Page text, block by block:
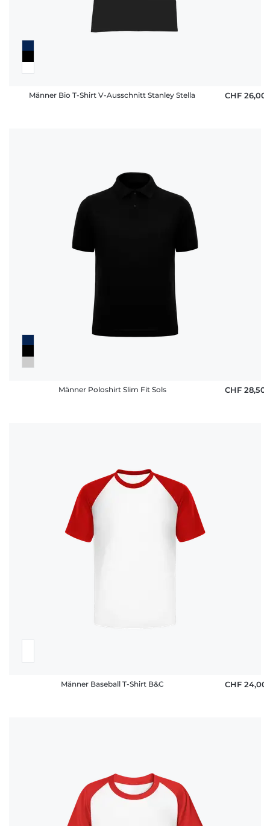
Männer Bio T-Shirt V-Ausschnitt Stanley Stella CHF 26,00
Männer Poloshirt Slim Fit Sols CHF 28,50
Männer Baseball T-Shirt B&C CHF 24,00